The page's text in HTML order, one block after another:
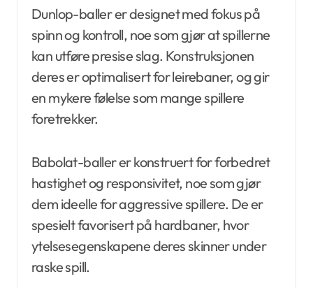
Dunlop-baller er designet med fokus på
spinn og kontroll, noe som gjør at spillerne
kan utføre presise slag. Konstruksjonen
deres er optimalisert for leirebaner, og gir
en mykere følelse som mange spillere
foretrekker.
Babolat-baller er konstruert for forbedret
hastighet og responsivitet, noe som gjør
dem ideelle for aggressive spillere. De er
spesielt favorisert på hardbaner, hvor
ytelsesegenskapene deres skinner under
raske spill.